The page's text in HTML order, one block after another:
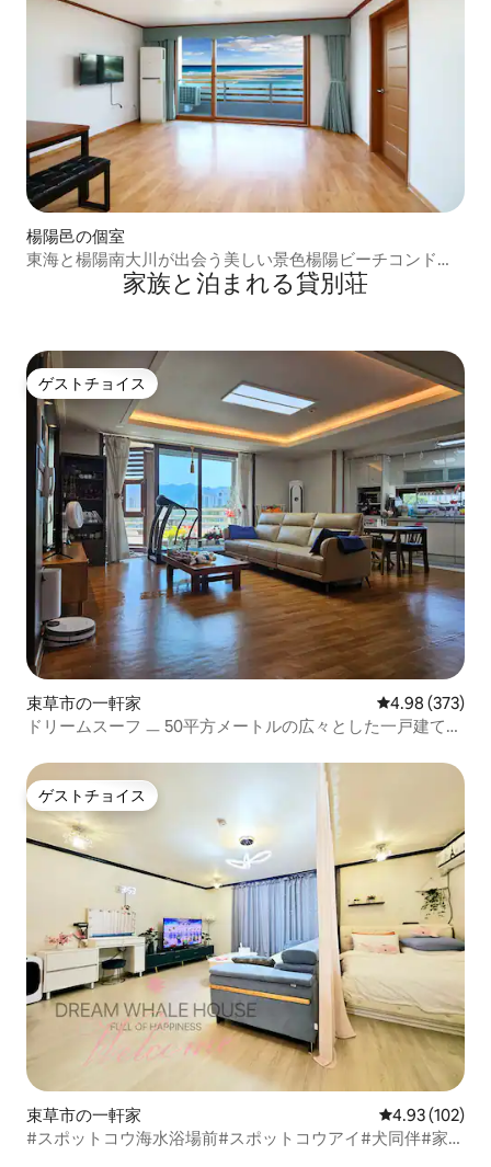
楊陽邑の個室
東海と楊陽南大川が出会う美しい景色楊陽ビーチコンドミ
家族と泊まれる貸別荘
ゲストチョイス
ゲストチョイス
束草市の一軒家 レビュー373
4.98 (373)
ドリームスーフ ㅡ 50平方メートルの広々とした一戸建て
揃った家
ゲストチョイス
ゲストチョイス
束草市の一軒家 レビュー102
4.93 (102)
#スポットコウ海水浴場前#スポットコウアイ#犬同伴#家族